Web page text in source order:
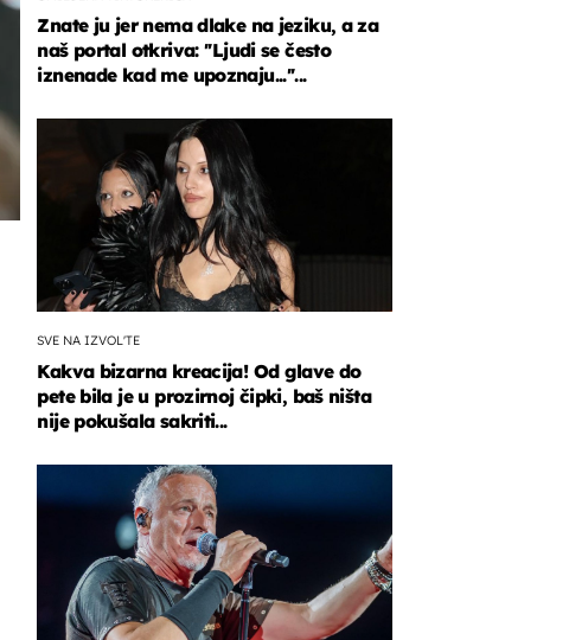
Znate ju jer nema dlake na jeziku, a za
naš portal otkriva: ''Ljudi se često
iznenade kad me upoznaju...''...
SVE NA IZVOL'TE
Kakva bizarna kreacija! Od glave do
pete bila je u prozirnoj čipki, baš ništa
nije pokušala sakriti...